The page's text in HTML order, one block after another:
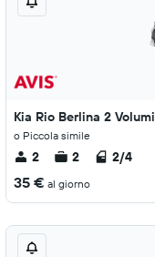
Kia Rio Berlina 2 Volumi
o Piccola simile
2 2 2/4
35 € al giorno